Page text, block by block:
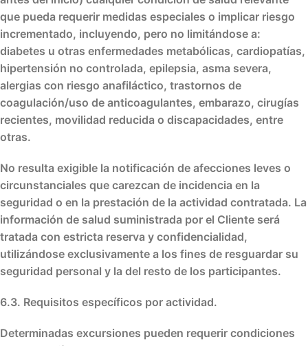
que pueda requerir medidas especiales o implicar riesgo
incrementado, incluyendo, pero no limitándose a:
diabetes u otras enfermedades metabólicas, cardiopatías,
hipertensión no controlada, epilepsia, asma severa,
alergias con riesgo anafiláctico, trastornos de
coagulación/uso de anticoagulantes, embarazo, cirugías
recientes, movilidad reducida o discapacidades, entre
otras.
No resulta exigible la notificación de afecciones leves o
circunstanciales que carezcan de incidencia en la
seguridad o en la prestación de la actividad contratada. La
información de salud suministrada por el Cliente será
tratada con estricta reserva y confidencialidad,
utilizándose exclusivamente a los fines de resguardar su
seguridad personal y la del resto de los participantes.
6.3. Requisitos específicos por actividad.
Determinadas excursiones pueden requerir condiciones